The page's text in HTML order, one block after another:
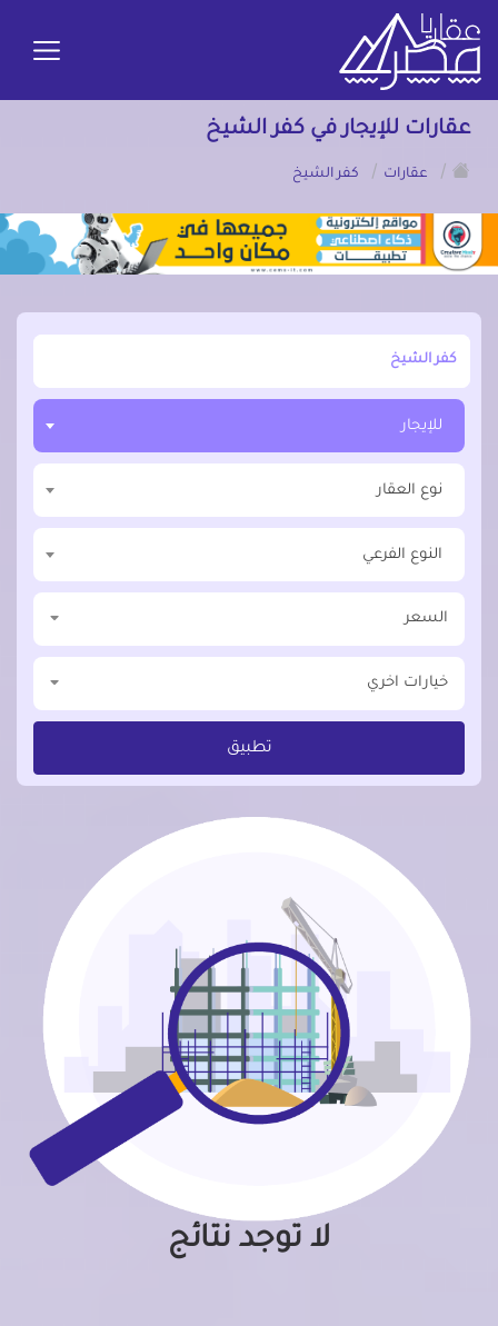
عقارات للإيجار في كفر الشيخ
/
عقارات / كفر الشيخ
أبحث عن مدينة, محافظة, حي
للإيجار
نوع العقار
النوع الفرعي
السعر
خيارات اخري
تطبيق
لا توجد نتائج